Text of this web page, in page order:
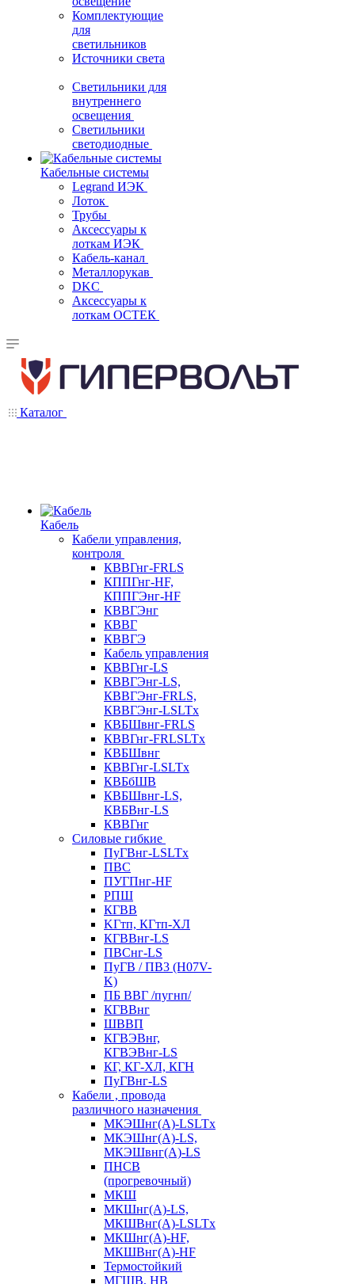
Комплектующие
для
светильников
Источники света
Светильники для
внутреннего
освещения
Светильники
светодиодные
Кабельные системы
Legrand ИЭК
Лоток
Трубы
Аксессуары к
лоткам ИЭК
Кабель-канал
Металлорукав
DKC
Аксессуары к
лоткам ОСТЕК
Каталог
Кабель
Кабели управления,
контроля
КВВГнг-FRLS
КППГнг-HF,
КППГЭнг-HF
КВВГЭнг
КВВГ
КВВГЭ
Кабель управления
КВВГнг-LS
КВВГЭнг-LS,
КВВГЭнг-FRLS,
КВВГЭнг-LSLTx
КВБШвнг-FRLS
КВВГнг-FRLSLTx
КВБШвнг
КВВГнг-LSLTx
КВБбШВ
КВБШвнг-LS,
КВБВнг-LS
КВВГнг
Силовые гибкие
ПуГВнг-LSLTx
ПВС
ПУГПнг-HF
РПШ
КГВВ
KГтп, КГтп-ХЛ
КГВВнг-LS
ПВСнг-LS
ПуГВ / ПВ3 (H07V-
K)
ПБ ВВГ /пугнп/
КГВВнг
ШВВП
КГВЭВнг,
КГВЭВнг-LS
КГ, КГ-ХЛ, КГН
ПуГВнг-LS
Кабели , провода
различного назначения
МКЭШнг(А)-LSLTx
МКЭШнг(А)-LS,
МКЭШвнг(А)-LS
ПНСВ
(прогревочный)
МКШ
МКШнг(А)-LS,
МКШВнг(А)-LSLTx
МКШнг(А)-HF,
МКШВнг(А)-HF
Термостойкий
МГШВ, НВ